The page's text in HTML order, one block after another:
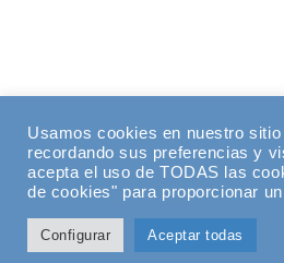
Usamos cookies en nuestro
recordando sus preferencias y
acepta el uso de TODAS las
de cookies" para proporcionar
Configurar Aceptar todas